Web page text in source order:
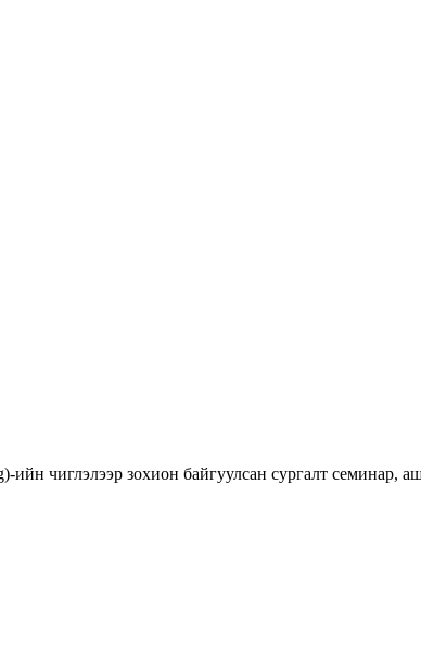
чиглэлээр зохион байгуулсан сургалт семинар,